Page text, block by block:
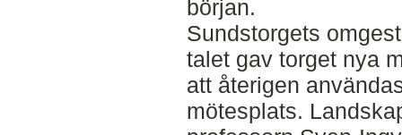
början.
Sundstorgets
talet gav torget nya
att återigen
mötesplats.